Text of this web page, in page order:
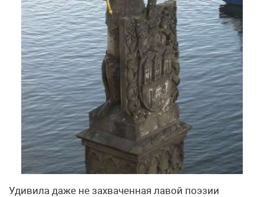
Удивила даже не захваченная лавой поэзии